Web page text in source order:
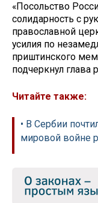
«Посольство
солидарность с
православной
усилия по
приштинского
подчеркнул глава
Читайте также:
• В Сербии
мировой войне